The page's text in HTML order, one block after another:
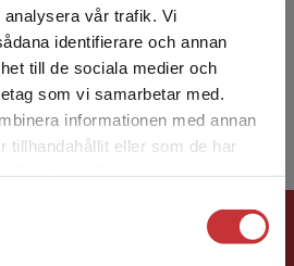
vår trafik. Vi
identifierare och annan
till de sociala medier och
som vi samarbetar med.
informationen med annan
tillhandahållit eller som de har
fraktregion
du besöker
via en enhet utanför Sverige.
utanför Sverige. För
köp måste
är legitimerad
i
legitimerad
är professor i ...